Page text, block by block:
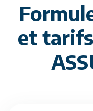
et tarifs